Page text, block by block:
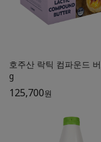
호주산 락틱 컴파운드
g
125,700원